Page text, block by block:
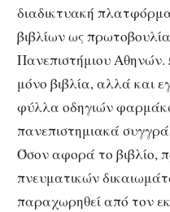
διαδικτυακή
βιβλίων ως
Πανεπιστήμιου
μόνο βιβλία, αλλά και
φύλλα οδηγιών
πανεπιστημιακά
Όσον αφορά το βιβλίο,
πνευματικών
παραχωρηθεί από τον